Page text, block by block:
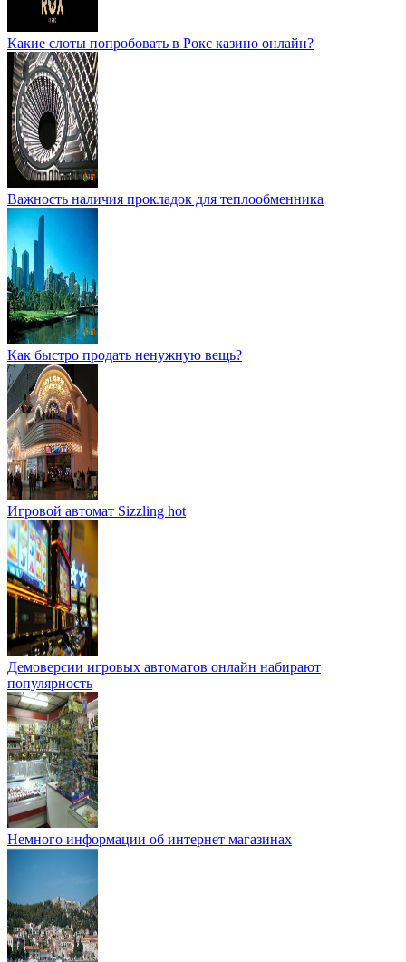
Какие слоты попробовать в Рокс казино онлайн?
Важность наличия прокладок для теплообменника
Как быстро продать ненужную вещь?
Игровой автомат Sizzling hot
Демоверсии игровых автоматов онлайн набирают
популярность
Немного информации об интернет магазинах